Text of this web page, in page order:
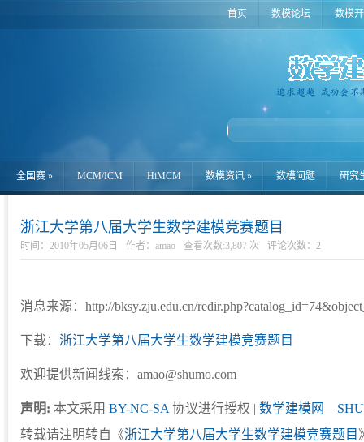
首页 数模论坛 数模
全国赛 » MCM/ICM HiMCM 数模资讯 » 数模问题 研究
浙江大学第八届大学生数学建模竞赛题目
时间：2010年05月06日 作者：amao 查看次数:3,807 次 评论次数： 2
消息来源：http://bksy.zju.edu.cn/
下载： 浙江大学第八届大学生数学建模竞赛题目
欢迎提供新闻线索：amao@shumo.com
声明: 本文采用 BY-NC-SA 协议进行授权 | 数学建模网
转载请注明转自《浙江大学第八届大学生数学建模竞赛题目